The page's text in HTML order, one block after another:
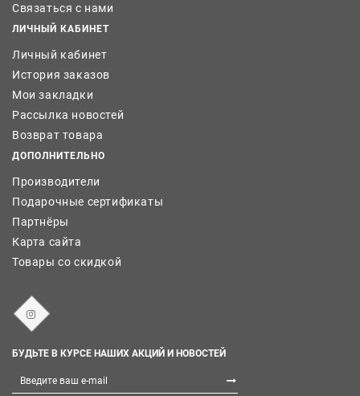
Связаться с нами
ЛИЧНЫЙ КАБИНЕТ
Личный кабинет
История заказов
Мои закладки
Рассылка новостей
Возврат товара
ДОПОЛНИТЕЛЬНО
Производители
Подарочные сертификаты
Партнёры
Карта сайта
Товары со скидкой
БУДЬТЕ В КУРСЕ НАШИХ АКЦИЙ И НОВОСТЕЙ